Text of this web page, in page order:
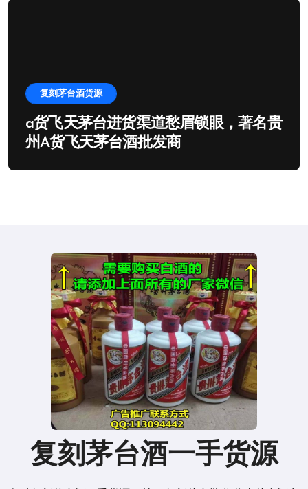
复刻茅台酒货源
a货飞天茅台进货渠道愁眉锁眼，著名贵
州A货飞天茅台酒批发商
复刻茅台酒一手货源